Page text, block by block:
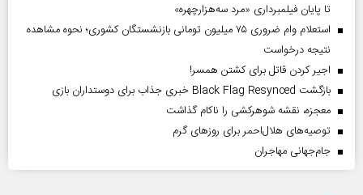
تا پایان فیلمبرداری «مرد سه‌هزارچهره»
استعلام وام ضروری ۷۵ میلیون تومانی بازنشستگان کشوری؛ نحوه مشاهده
نتیجه درخواست
اجیر کردن قاتل برای کشتن همسر!
بازگشت Black Flag Resynced خبری جذاب برای دوستداران بازی
معجزه، نقشه شوهرکشی را ناکام گذاشت
توصیه‌های هلال‌احمر برای روز‌های گرم
جام‌جهانی مهاجران